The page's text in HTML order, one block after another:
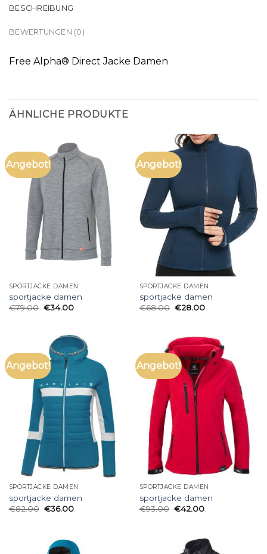
BESCHREIBUNG
BEWERTUNGEN (0)
Free Alpha® Direct Jacke Damen
ÄHNLICHE PRODUKTE
Angebot!
SPORTJACKE DAMEN
sportjacke damen
€79.00 €34.00
Angebot!
SPORTJACKE DAMEN
sportjacke damen
€68.00 €28.00
Angebot!
SPORTJACKE DAMEN
sportjacke damen
€82.00 €36.00
Angebot!
SPORTJACKE DAMEN
sportjacke damen
€93.00 €42.00